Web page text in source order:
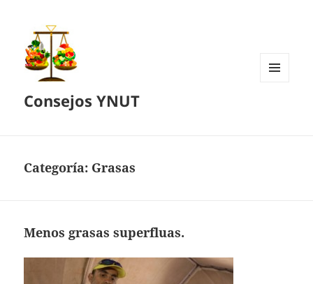
Consejos YNUT
Categoría: Grasas
Menos grasas superfluas.